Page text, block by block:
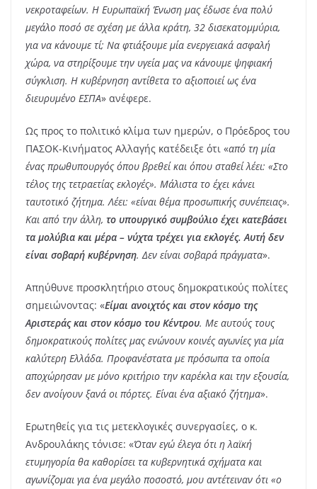
νεκροταφείων. Η Ευρωπαϊκή Ένωση μας έδωσε ένα πολύ
μεγάλο ποσό σε σχέση με άλλα κράτη, 32 δισεκατομμύρια,
για να κάνουμε τί; Να φτιάξουμε μία ενεργειακά ασφαλή
χώρα, να στηρίξουμε την υγεία μας να κάνουμε ψηφιακή
σύγκλιση. Η κυβέρνηση αντίθετα το αξιοποιεί ως ένα
διευρυμένο ΕΣΠΑ» ανέφερε.
Ως προς το πολιτικό κλίμα των ημερών, ο Πρόεδρος του
ΠΑΣΟΚ-Κινήματος Αλλαγής κατέδειξε ότι «από τη μία
ένας πρωθυπουργός όπου βρεθεί και όπου σταθεί λέει: «Στο
τέλος της τετραετίας εκλογές». Μάλιστα το έχει κάνει
ταυτοτικό ζήτημα. Λέει: «είναι θέμα προσωπικής συνέπειας».
Και από την άλλη, το υπουργικό συμβούλιο έχει κατεβάσει
τα μολύβια και μέρα – νύχτα τρέχει για εκλογές. Αυτή δεν
είναι σοβαρή κυβέρνηση. Δεν είναι σοβαρά πράγματα».
Απηύθυνε προσκλητήριο στους δημοκρατικούς πολίτες
σημειώνοντας: «Είμαι ανοιχτός και στον κόσμο της
Αριστεράς και στον κόσμο του Κέντρου. Με αυτούς τους
δημοκρατικούς πολίτες μας ενώνουν κοινές αγωνίες για μία
καλύτερη Ελλάδα. Προφανέστατα με πρόσωπα τα οποία
αποχώρησαν με μόνο κριτήριο την καρέκλα και την εξουσία,
δεν ανοίγουν ξανά οι πόρτες. Είναι ένα αξιακό ζήτημα».
Ερωτηθείς για τις μετεκλογικές συνεργασίες, ο κ.
Ανδρουλάκης τόνισε: «Όταν εγώ έλεγα ότι η λαϊκή
ετυμηγορία θα καθορίσει τα κυβερνητικά σχήματα και
αγωνίζομαι για ένα μεγάλο ποσοστό, μου αντέτειναν ότι «ο